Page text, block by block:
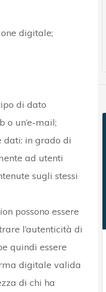
digitale;
di dato
o un’e-mail;
in grado di
ad utenti
sugli stessi
possono essere
l’autenticità di
quindi essere
digitale valida
di chi ha